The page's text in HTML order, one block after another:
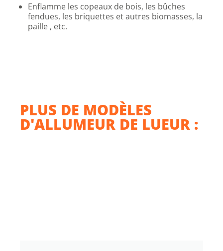
Enflamme les copeaux de bois, les bûches
fendues, les briquettes et autres biomasses, la
paille , etc.
PLUS DE MODÈLES
D'ALLUMEUR DE LUEUR :